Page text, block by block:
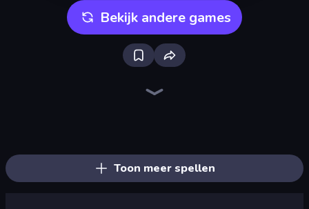
Bekijk andere games
Toon meer spellen